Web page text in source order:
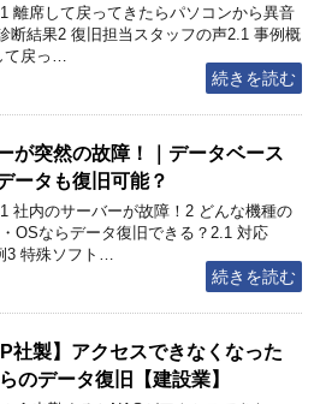
離席して戻ってきたらパソコンから異音
断結果2 復旧担当スタッフの声2.1 事例概
て戻っ…
続きを読む
が突然の故障！｜データベース
ータも復旧可能？
社内のサーバーが故障！2 どんな機種の
OSならデータ復旧できる？2.1 対応
特殊ソフト…
続きを読む
社製】アクセスできなくなった
のデータ復旧【建設業】